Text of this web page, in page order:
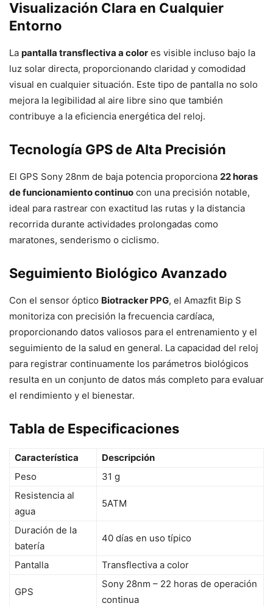
Visualización Clara en Cualquier
Entorno
La pantalla transflectiva a color es visible incluso bajo la
luz solar directa, proporcionando claridad y comodidad
visual en cualquier situación. Este tipo de pantalla no solo
mejora la legibilidad al aire libre sino que también
contribuye a la eficiencia energética del reloj.
Tecnología GPS de Alta Precisión
El GPS Sony 28nm de baja potencia proporciona 22 horas
de funcionamiento continuo con una precisión notable,
ideal para rastrear con exactitud las rutas y la distancia
recorrida durante actividades prolongadas como
maratones, senderismo o ciclismo.
Seguimiento Biológico Avanzado
Con el sensor óptico Biotracker PPG, el Amazfit Bip S
monitoriza con precisión la frecuencia cardíaca,
proporcionando datos valiosos para el entrenamiento y el
seguimiento de la salud en general. La capacidad del reloj
para registrar continuamente los parámetros biológicos
resulta en un conjunto de datos más completo para evaluar
el rendimiento y el bienestar.
Tabla de Especificaciones
Característica
Descripción
Peso
31 g
Resistencia al
agua
5ATM
Duración de la
batería
40 días en uso típico
Pantalla Transflectiva a color
GPS
Sony 28nm – 22 horas de operación
continua